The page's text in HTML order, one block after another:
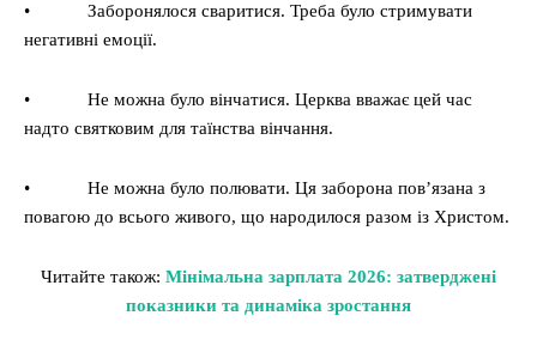
• Заборонялося сваритися. Треба було стримувати
негативні емоції.
• Не можна було вінчатися. Церква вважає цей час
надто святковим для таїнства вінчання.
• Не можна було полювати. Ця заборона пов’язана з
повагою до всього живого, що народилося разом із Христом.
Читайте також: Мінімальна зарплата 2026: затверджені
показники та динаміка зростання